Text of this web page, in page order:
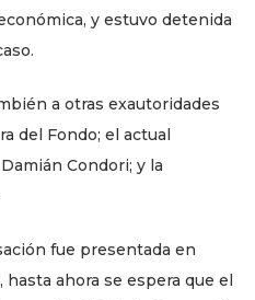
y estuvo detenida
a otras exautoridades
del Fondo; el actual
Condori; y la
fue presentada en
ahora se espera que el